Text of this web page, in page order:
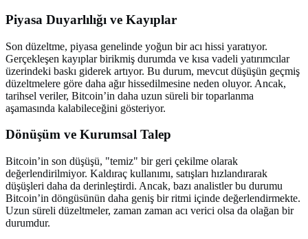
Piyasa Duyarlılığı ve Kayıplar
Son düzeltme, piyasa genelinde yoğun bir acı hissi yaratıyor.
Gerçekleşen kayıplar birikmiş durumda ve kısa vadeli yatırımcılar
üzerindeki baskı giderek artıyor. Bu durum, mevcut düşüşün geçmiş
düzeltmelere göre daha ağır hissedilmesine neden oluyor. Ancak,
tarihsel veriler, Bitcoin’in daha uzun süreli bir toparlanma
aşamasında kalabileceğini gösteriyor.
Dönüşüm ve Kurumsal Talep
Bitcoin’in son düşüşü, "temiz" bir geri çekilme olarak
değerlendirilmiyor. Kaldıraç kullanımı, satışları hızlandırarak
düşüşleri daha da derinleştirdi. Ancak, bazı analistler bu durumu
Bitcoin’in döngüsünün daha geniş bir ritmi içinde değerlendirmekte.
Uzun süreli düzeltmeler, zaman zaman acı verici olsa da olağan bir
durumdur.